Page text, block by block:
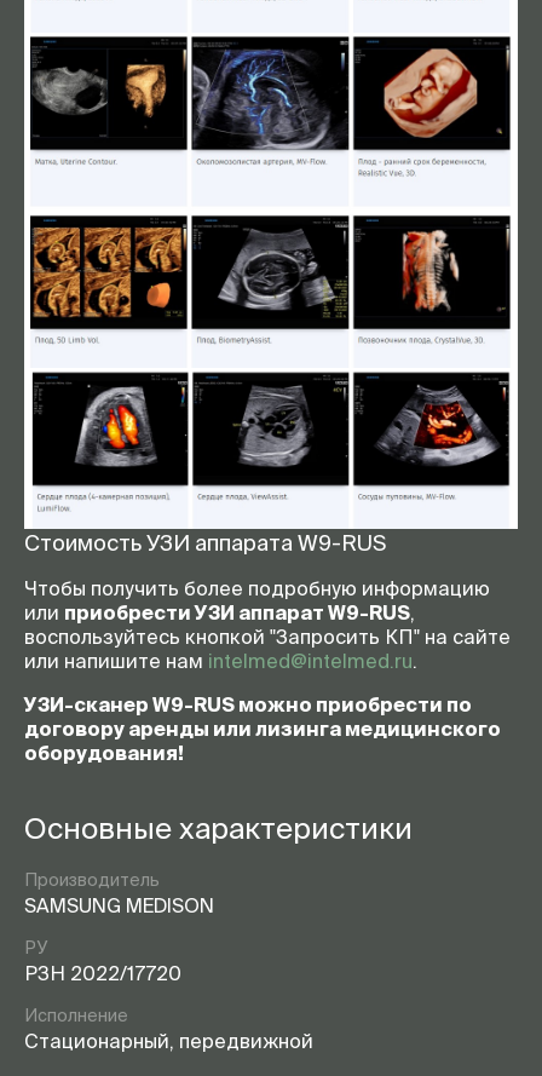
Стоимость УЗИ аппарата W9-RUS
Чтобы получить более подробную информацию
или приобрести УЗИ аппарат W9-RUS
воспользуйтесь кнопкой "Запросить КП" на сайте
или напишите нам intelmed@intelmed.ru
УЗИ-сканер W9-RUS можно приобрести по
договору аренды или лизинга медицинского
оборудования!
Основные характеристики
Производитель
SAMSUNG MEDISON
РУ
РЗН 2022/17720
Исполнение
Стационарный, передвижной